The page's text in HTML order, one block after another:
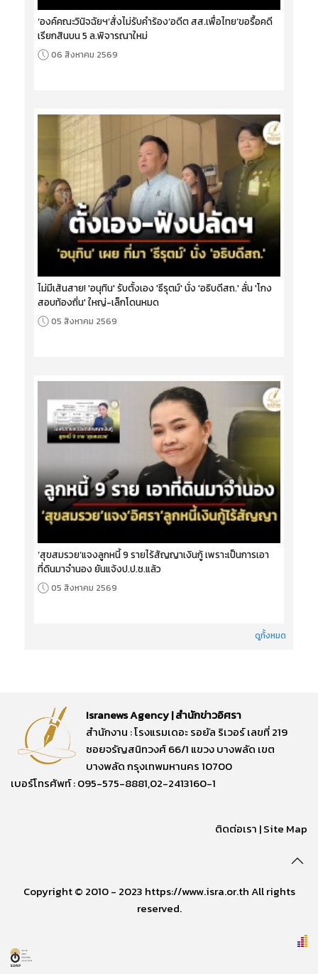
‘องค์คณะวินิจฉัยฯ’สั่งไม่รับคำร้อง‘อดีต สส.เพื่อไทย’ขอรื้อคดี
เรียกสินบน 5 ล.พิจารณาใหม่
06 สิงหาคม 2569
ไม่มีเส้นสาย! 'อนุทิน' รับตั้งเอง 'ธีรุตม์' นั่ง 'อธิบดีสถ.' ลั่น 'โกง
สอบท้องถิ่น' ใหญ่-เล็กโดนหมด
05 สิงหาคม 2569
‘สุขสมรวย’แจงลูกหนี้ 9 รายไร้สัญญาเงินกู้ เพราะเป็นการเอา
ที่ดินมาจำนอง ยันแจ้งป.ป.ช.แล้ว
05 สิงหาคม 2569
ดูทั้งหมด
Isranews Agency | สำนักข่าวอิศรา
สำนักงาน : โรงแรมเดอะ รอยัล ริเวอร์ เลขที่ 219
ซอยจรัญสนิทวงศ์ 66/1 แขวง บางพลัด เขต
บางพลัด กรุงเทพมหานคร 10700
เบอร์โทรศัพท์ : 095-575-8881,02-2413160-1
ติดต่อเรา |Site Map
Copyright © 2010 - 2023 https://www.isra.or.th All rights
reserved.